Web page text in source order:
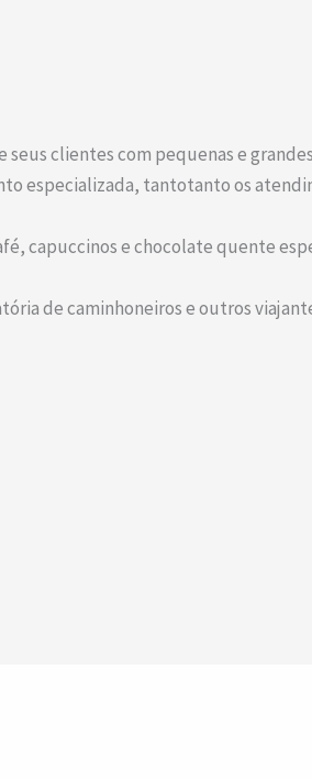
clientes com pequenas e
especializada, tantotanto os
capuccinos e chocolate quente
de caminhoneiros e outros